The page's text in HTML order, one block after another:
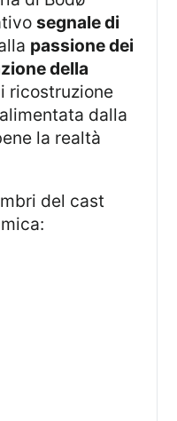
segnale di
passione dei
della
ricostruzione
dalla
la realtà